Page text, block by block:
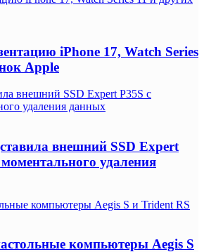
iPhone 17, Watch Series
Apple
внешний SSD Expert P35S с
удаления данных
внешний SSD Expert
удаления
компьютеры Aegis S и Trident RS
компьютеры Aegis S